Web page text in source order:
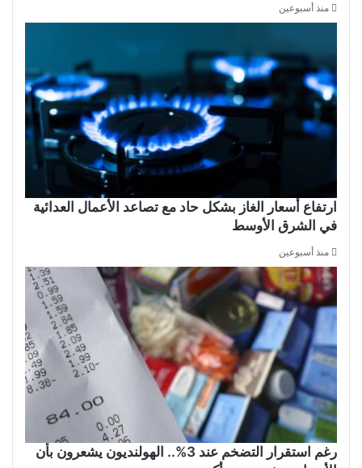
منذ أسبوعين
ارتفاع أسعار الغاز بشكل حاد مع تصاعد الأعمال العدائية
في الشرق الأوسط
منذ أسبوعين
رغم استقرار التضخم عند 3%.. الهولنديون يشعرون بأن